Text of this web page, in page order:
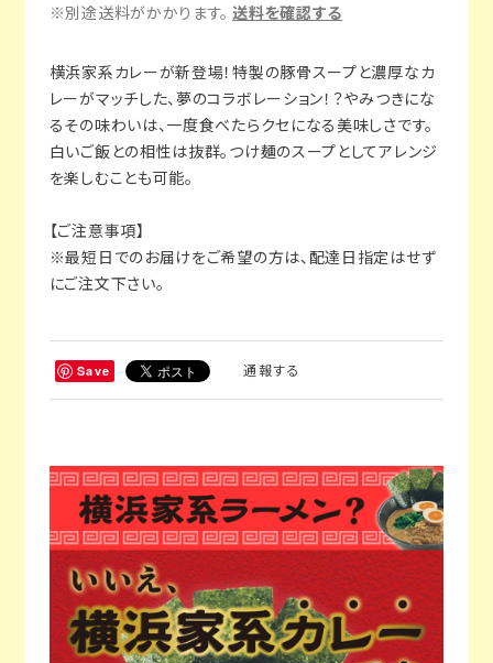
※別途送料がかかります。 送料を確認する
横浜家系カレーが新登場！特製の豚骨スープと濃厚なカ
レーがマッチした、夢のコラボレーション！？やみつきにな
るその味わいは、一度食べたらクセになる美味しさです。
白いご飯との相性は抜群。つけ麺のスープとしてアレンジ
を楽しむことも可能。
【ご注意事項】
※最短日でのお届けをご希望の方は、配達日指定はせず
にご注文下さい。
Save 通報する